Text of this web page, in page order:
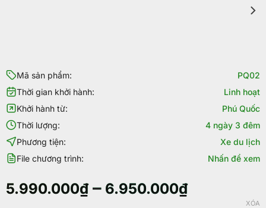
Mã sản phẩm:
PQ02
Thời gian khởi hành:
Linh hoạt
Khởi hành từ:
Phú Quốc
Thời lượng:
4 ngày 3 đêm
Phương tiện:
Xe du lịch
File chương trình:
Nhấn để xem
5.990.000₫– 6.950.000₫
XÓA